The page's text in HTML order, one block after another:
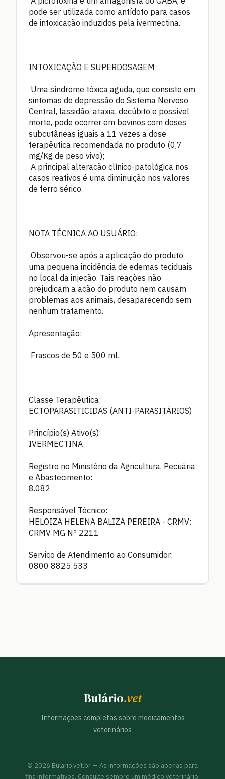
pode ser utilizada como antídoto para casos
de intoxicação induzidos pela ivermectina.
INTOXICAÇÃO E SUPERDOSAGEM
Uma síndrome tóxica aguda, que consiste em
sintomas de depressão do Sistema Nervoso
Central, lassidão, ataxia, decúbito e possível
morte, pode ocorrer em bovinos com doses
subcutâneas iguais a 11 vezes a dose
terapêutica recomendada no produto (0,7
mg/Kg de peso vivo);
A principal alteração clínico-patológica nos
casos reativos é uma diminuição nos valores
de ferro sérico.
NOTA TÉCNICA AO USUÁRIO:
Observou-se após a aplicação do produto
uma pequena incidência de edemas teciduais
no local da injeção. Tais reações não
prejudicam a ação do produto nem causam
problemas aos animais, desaparecendo sem
nenhum tratamento.
Apresentação:
Frascos de 50 e 500 mL.
Classe Terapêutica:
ECTOPARASITICIDAS (ANTI-PARASITÁRIOS)
Princípio(s) Ativo(s):
IVERMECTINA
Registro no Ministério da Agricultura, Pecuária
e Abastecimento:
8.082
Responsável Técnico:
HELOIZA HELENA BALIZA PEREIRA - CRMV:
CRMV MG Nº 2211
Serviço de Atendimento ao Consumidor:
0800 8825 533
Bulário.vet
Informações completas sobre medicamentos
veterinários
© 2026 Bulario.vet.br — As informações são apenas para
fins informativos. Consulte sempre um médico veterinário.